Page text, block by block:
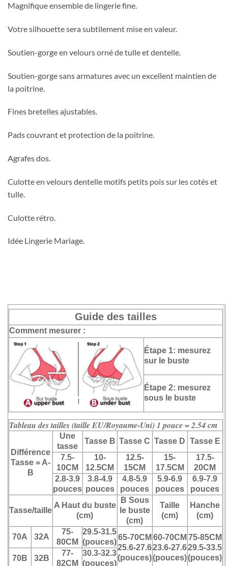
Magnifique ensemble de lingerie fine.
Votre silhouette sera subtilement mise en valeur.
Soutien-gorge en velours orné de tulle et dentelle.
Soutien-gorge sans armatures avec un excellent maintien de
la poitrine.
Fines bretelles ajustables.
Pads couvrant et protection de la poitrine.
Agrafes dos.
Culotte en velours dentelle motifs petits pois sur les cotés et
tulle.
Culotte rétro.
Idée Lingerie Mariage.
Guide des tailles
Comment mesurer :
Étape 1: mesurez
sur le buste
Étape 2: mesurez
sous le buste
Tableau des tailles (taille EU/Royaume-Uni)1 pouce = 2.54 cm
Différence
Tasse = A-
B
Une
tasse
Tasse B Tasse C Tasse D Tasse E
7.5-
10CM
10-
12.5CM
12.5-
15CM
15-
17.5CM
17.5-
20CM
2.8-3.9
pouces
3.8-4.9
pouces
4.8-5.9
pouces
5.9-6.9
pouces
6.9-7.9
pouces
Tasse/taille
A Haut du buste
(cm)
B Sous
le buste
(cm)
Taille
(cm)
Hanche
(cm)
70A 32A
75-
80CM
29.5-31.5
(pouces)
65-70CM
25.6-27.6
(pouces)
60-70CM
23.6-27.6
(pouces)
75-85CM
29.5-33.5
(pouces)
70B 32B
77-
82CM
30.3-32.3
(pouces)